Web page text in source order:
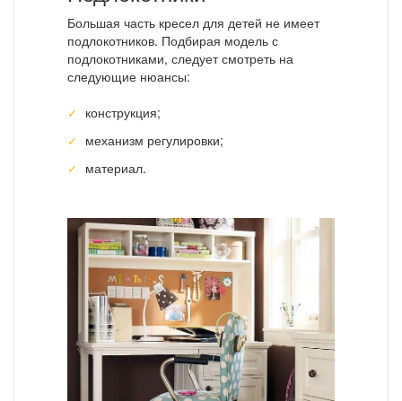
Большая часть кресел для детей не имеет
подлокотников. Подбирая модель с
подлокотниками, следует смотреть на
следующие нюансы:
конструкция;
механизм регулировки;
материал.